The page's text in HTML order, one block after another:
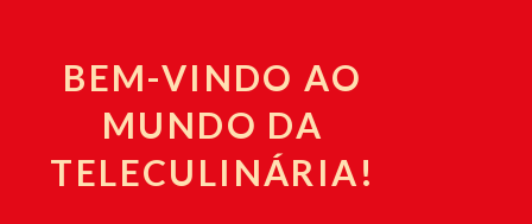
BEM-VINDO AO
MUNDO DA
TELECULINÁRIA!